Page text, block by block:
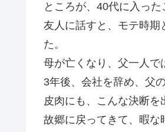
ところが、40代に入っ
友人に話すと、モテ時期
た。
母が亡くなり、父一人で
3年後、会社を辞め、父
皮肉にも、こんな決断を
故郷に戻ってきて、暇な